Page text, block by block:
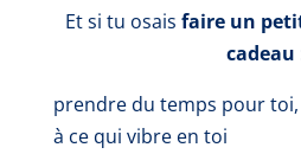
Et si tu osaisfaire un
cadeau
prendre du temps pour
à ce qui vibre en toi